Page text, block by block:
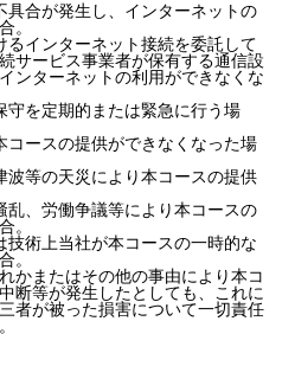
具合が発生し、インターネットの
。
インターネット接続を委託して
サービス事業者が保有する通信設
ンターネットの利用ができなくな
守を定期的または緊急に行う場
コースの提供ができなくなった場
波等の天災により本コースの提供
乱、労働争議等により本コースの
。
術上当社が本コースの一時的な
。
かまたはその他の事由により本コ
断等が発生したとしても、これに
者が被った損害について一切責任